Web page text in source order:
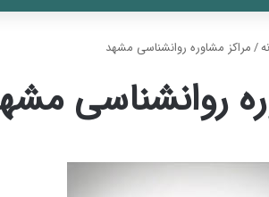
/مراکز مشاوره روانشناسی مشهد
روانشناسی